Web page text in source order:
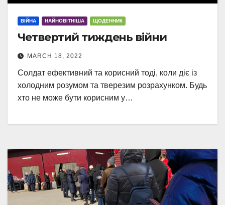
ВІЙНА НАЙНОВІТНІША ЩОДЕННИК
Четвертий тиждень війни
MARCH 18, 2022
Солдат ефективний та корисний тоді, коли діє із
холодним розумом та тверезим розрахунком. Будь
хто не може бути корисним у…